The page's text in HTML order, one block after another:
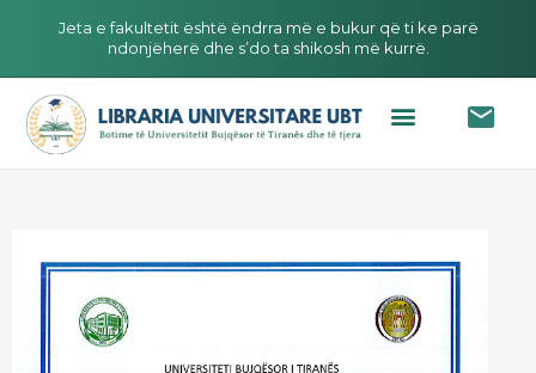
Jeta e fakultetit është ëndrra më e bukur që ti ke parë
ndonjëherë dhe s’do ta shikosh më kurrë.